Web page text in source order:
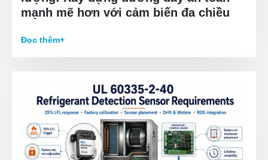
mạnh mẽ hơn với cảm biến đa chiều
Đọc thêm+